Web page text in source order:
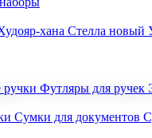
хана Стелла новый
ручки Футляры для ручек
Сумки для документов
с логотипом. В нашем